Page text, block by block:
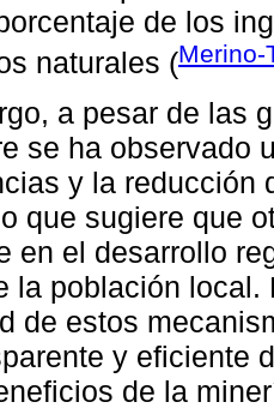
de los
naturales (Merino-
a pesar de las
se ha observado
y la reducción
que sugiere que
en el desarrollo
la población
de estos
y eficiente
de la